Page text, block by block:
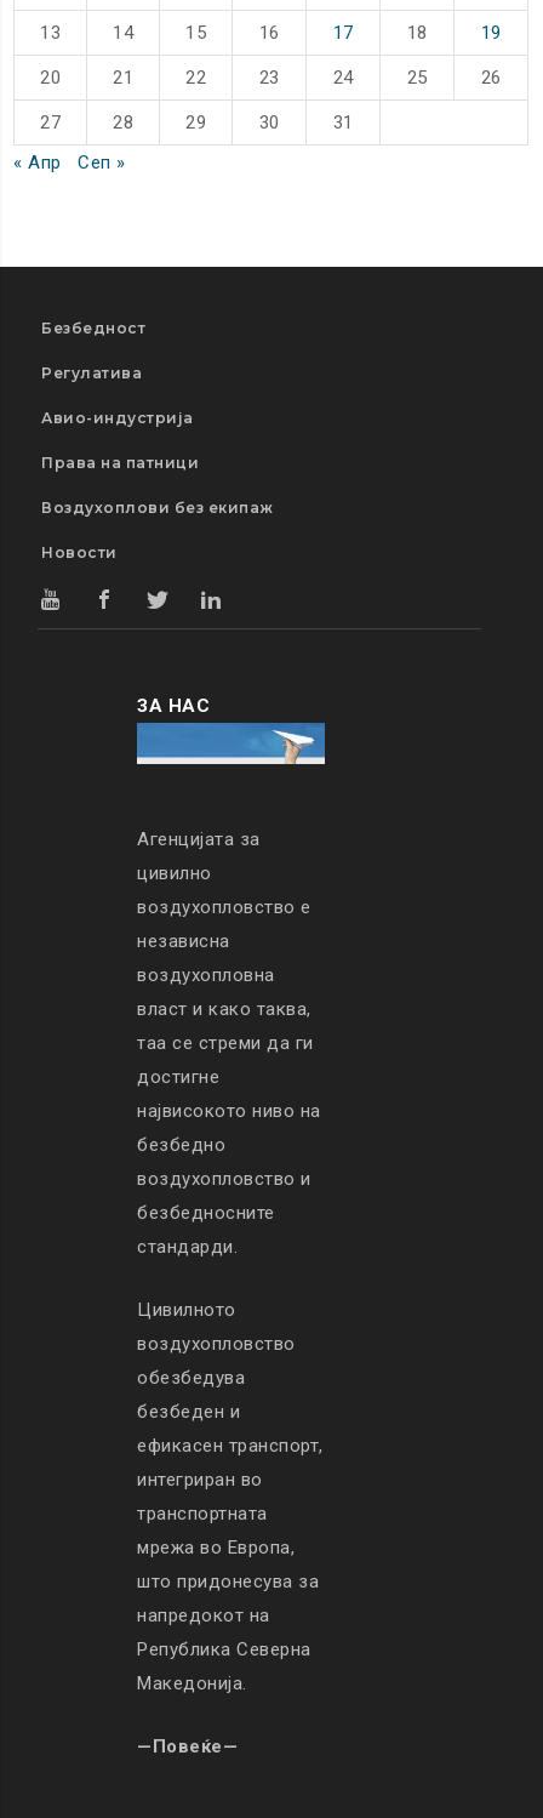
13 14 15 16 17 18 19
20 21 22 23 24 25 26
27 28 29 30
31
« Апр
Сеп »
Безбедност
Регулатива
Авио-индустрија
Права на патници
Воздухоплови без екипаж
Новости
ЗА НАС
Агенцијата за
цивилно
воздухопловство е
независна
воздухопловна
власт и како таква,
таа се стреми да ги
достигне
највисокото ниво на
безбедно
воздухопловство и
безбедносните
стандарди.
Цивилното
воздухопловство
обезбедува
безбеден и
ефикасен транспорт,
интегриран во
транспортната
мрежа во Европа,
што придонесува за
напредокот на
Република Северна
Македонија.
—Повеќе—